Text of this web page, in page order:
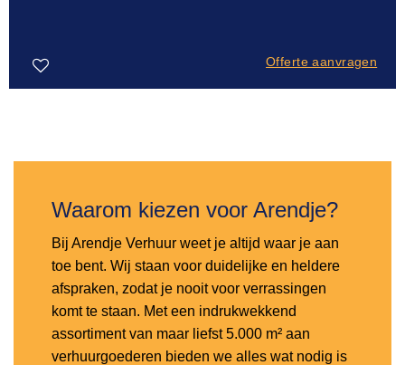
Offerte aanvragen
Waarom kiezen voor Arendje?
Bij Arendje Verhuur weet je altijd waar je aan
toe bent. Wij staan voor duidelijke en heldere
afspraken, zodat je nooit voor verrassingen
komt te staan. Met een indrukwekkend
assortiment van maar liefst 5.000 m² aan
verhuurgoederen bieden we alles wat nodig is